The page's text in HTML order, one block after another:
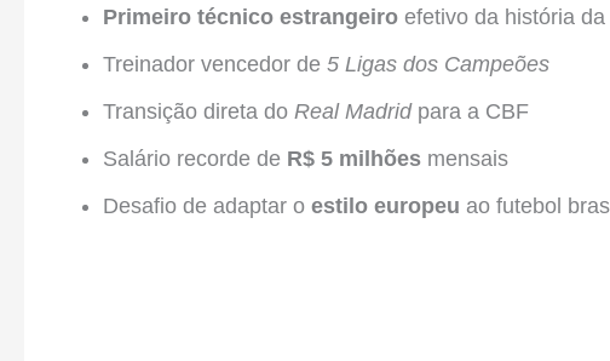
Primeiro técnico estrangeiro efetivo da história
Treinador vencedor de 5 Ligas dos Campeões
Transição direta do Real Madridpara a CBF
Salário recorde de R$ 5 milhões mensais
Desafio de adaptar o estilo europeu ao futebol